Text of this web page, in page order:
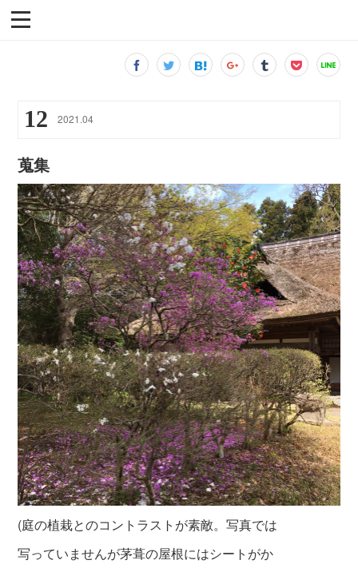
12 2021 .04
蒐集
(庭の植栽とのコントラストが素敵。写真では
写っていませんが茅葺の屋根にはシートがか